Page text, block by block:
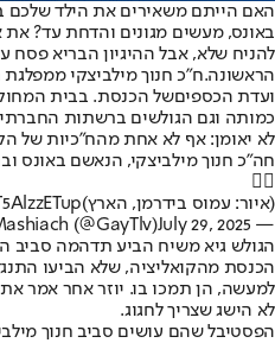
האם הייתם משאירים את הילד שלכם
באונס, מעשים מגונים והדחת עד?
להניח שלא, אבל ההיגיון הבריא פסח
הראשונה.ח"כ חנוך מילביצקי ממפלגת
ועדת הכספיםשל הכנסת. בבית
כמותה וגם הגולשים ברשתות
לא יאומן: אף לא אחת מהח״כיות של
חה״כ חנוך מילביצקי, הנאשם באונס
🤦‍♀️
(איור: עמוס בידרמן, הארץ)
— Guy Mashiach (@GayTlv)
July 29, 2025
הגולש גיא משיח הביע תדהמה
הכנסת מהקואליציה, שלא הביעו
למעשה, הן תמכו בו. יוזר אחר אמר
לא הישג שצריך לחגוג.
הפסטיבל שהם עושים סביב חנוך